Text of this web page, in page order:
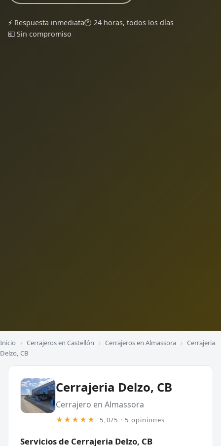
⚡ Respuesta inmediata🕐 24 horas, todos los días
💶 Sin compromiso
Inicio › Cerrajeros en Castellón › Cerrajeros en Almassora › Cerrajeria
Delzo, CB
Cerrajeria Delzo, CB
Cerrajero en Almassora
★★★★★ 5,0/5 · 5 opiniones
Servicios de Cerrajeria Delzo, CB